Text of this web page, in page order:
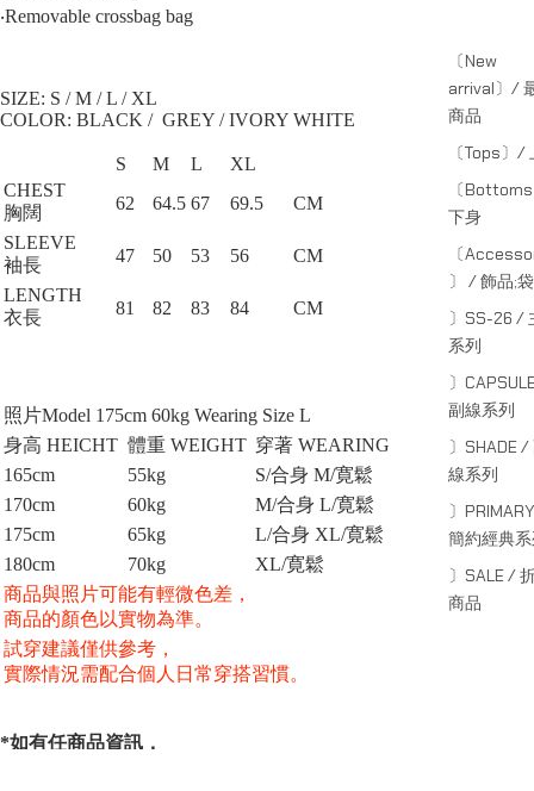
〔New
arrival〕/
商品
〔Tops〕/
〔
下身
〔
〕 / 飾品;袋
〕SS-26 /
系列
〕
副線系列
〕SHADE /
線系列
〕
簡約經典
〕SALE /
商品
‧Removable crossbag bag
SIZE: S / M / L / XL⁠
COLOR: BLACK / GREY / IVORY WHITE
S M L
XL
CHEST
胸闊
62 64.5 67 69.5
CM
SLEEVE
袖長
47 50 53 56
CM
LENGTH
衣長
81 82 83 84 CM
照片Model 175cm 60kg Wearing Size L
身高 HEICHT 體重 WEIGHT 穿著 WEARING
165cm
55kg
S/合身 M/寛鬆
170cm
60kg
M/合身 L/寛鬆
175cm
65kg
L/合身 XL/寛鬆
180cm
70kg XL/寛鬆
商品與照片可能有輕微色差，
商品的顏色以實物為準。
試穿建議僅供參考，
實際情況需配合個人日常穿搭習慣。
*如有任商品資訊，